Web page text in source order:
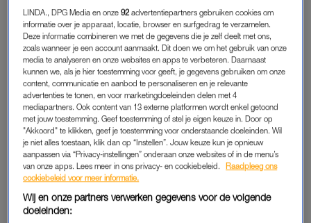
LIPOLASER
Na lang nadenken gaat ze daarom op zoek naar een kliniek
die haar probleem kan oplossen. “Van tevoren heb ik veel
research gedaan en uiteindelijk kwam ik terecht bij een kliniek
waar ik meteen een fijn gevoel bij had en merkte dat ze echt
luisterden naar wat ik te zeggen had. Het was nog wel de
vraag of ik de behandeling kon laten doen, omdat ik fat
freezing had geprobeerd. Dit kan tijdens een liposuctie voor
problemen zorgen. Maar gelukkig was dat niet het geval en
kon ik meteen foto’s laten maken en een afspraak maken.”
LINDA., DPG Media en onze92 advertentiepartners gebruiken cookies om
informatie over je apparaat, locatie, browser en surfgedrag te verzamelen.
Deze informatie combineren we met de gegevens die je zelf deelt met ons,
zoals wanneer je een account aanmaakt. Dit doen we om het gebruik van onze
media te analyseren en onze websites en apps te verbeteren. Daarnaast
kunnen we, als je hier toestemming voor geeft, je gegevens gebruiken om onze
content, communicatie en aanbod te personaliseren en je relevante
advertenties te tonen, en voor marketingdoeleinden delen met 4
mediapartners. Ook content van 13 externe platformen wordt enkel getoond
met jouw toestemming. Geef toestemming of stel je eigen keuze in. Door op
"Akkoord" te klikken, geef je toestemming voor onderstaande doeleinden. Wil
je niet alles toestaan, klik dan op “Instellen”. Jouw keuze kun je opnieuw
aanpassen via “Privacy-instellingen” onderaan onze websites of in de menu’s
van onze apps. Lees meer in ons privacy- en cookiebeleid.
Raadpleeg ons
cookiebeleid voor meer informatie.
Wij en onze partners verwerken gegevens voor de volgende
doeleinden: